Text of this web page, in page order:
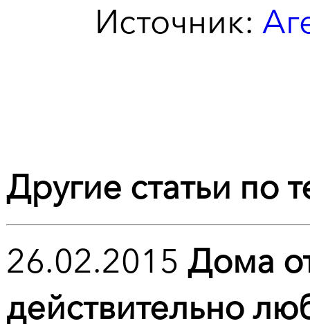
Источник:
Другие статьи по
26.02.2015 Дома
действительно